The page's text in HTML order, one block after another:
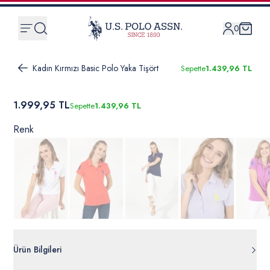
0
Kadın Kırmızı Basic Polo Yaka Tişört Sepette1.439,96 TL
1.999,95 TLSepette1.439,96 TL
Renk
Ürün Bilgileri